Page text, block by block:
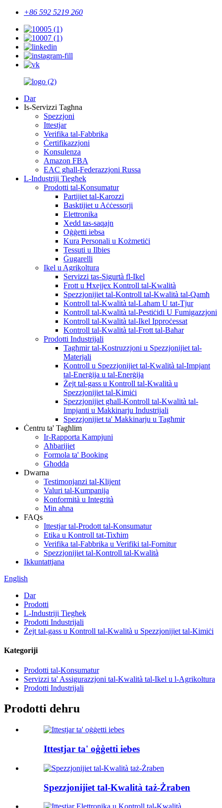
+86 592 5219 260
Dar
Is-Servizzi Tagħna
Spezzjoni
Ittestjar
Verifika tal-Fabbrika
Ċertifikazzjoni
Konsulenza
Amazon FBA
EAC għall-Federazzjoni Russa
L-Industriji Tiegħek
Prodotti tal-Konsumatur
Partijiet tal-Karozzi
Basktijiet u Aċċessorji
Elettronika
Xedd tas-saqajn
Oġġetti iebsa
Kura Personali u Kożmetiċi
Tessuti u Ilbies
Ġugarelli
Ikel u Agrikoltura
Servizzi tas-Sigurtà fl-Ikel
Frott u Ħxejjex Kontroll tal-Kwalità
Spezzjonijiet tal-Kontroll tal-Kwalità tal-Qamħ
Kontroll tal-Kwalità tal-Laħam U tat-Tjur
Kontroll tal-Kwalità tal-Pestiċidi U Fumigazzjoni
Kontroll tal-Kwalità tal-Ikel Ipproċessat
Kontroll tal-Kwalità tal-Frott tal-Baħar
Prodotti Industrijali
Tagħmir tal-Kostruzzjoni u Spezzjonijiet tal-
Materjali
Kontroll u Spezzjonijiet tal-Kwalità tal-Impjant
tal-Enerġija u tal-Enerġija
Żejt tal-gass u Kontroll tal-Kwalità u
Spezzjonijiet tal-Kimiċi
Spezzjonijiet għall-Kontroll tal-Kwalità tal-
Impjanti u Makkinarju Industrijali
Spezzjonijiet ta' Makkinarju u Tagħmir
Ċentru ta' Tagħlim
Ir-Rapporta Kampjuni
Aħbarijiet
Formola ta' Booking
Għodda
Dwarna
Testimonjanzi tal-Klijent
Valuri tal-Kumpanija
Konformità u Integrità
Min aħna
FAQs
Ittestjar tal-Prodott tal-Konsumatur
Etika u Kontroll tat-Tixħim
Verifika tal-Fabbrika u Verifiki tal-Fornitur
Spezzjonijiet tal-Kontroll tal-Kwalità
Ikkuntattjana
English
Dar
Prodotti
L-Industriji Tiegħek
Prodotti Industrijali
Żejt tal-gass u Kontroll tal-Kwalità u Spezzjonijiet tal-Kimiċi
Kategoriji
Prodotti tal-Konsumatur
Servizzi ta' Assigurazzjoni tal-Kwalità tal-Ikel u l-Agrikoltura
Prodotti Industrijali
Prodotti dehru
Ittestjar ta' oġġetti iebes
Spezzjonijiet tal-Kwalità taż-Żraben